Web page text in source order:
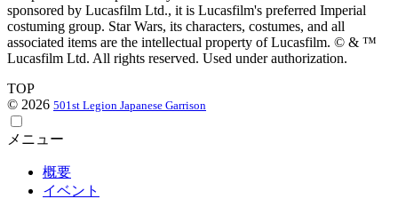
sponsored by Lucasfilm Ltd., it is Lucasfilm's preferred Imperial
costuming group. Star Wars, its characters, costumes, and all
associated items are the intellectual property of Lucasfilm. © & ™
Lucasfilm Ltd. All rights reserved. Used under authorization.
TOP
© 2026 501st Legion Japanese Garrison
メニュー
概要
イベント